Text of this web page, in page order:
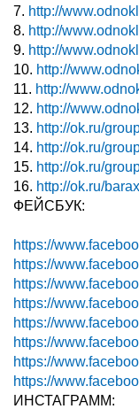
7. http://
8. http://
9. http://
10. http://
11. http://
12. http://
13. http://ok.ru/
14. http://ok.ru/
15. http://ok.ru/
16. http://ok.ru/
ФЕЙСБУК:
https://
https://
https://
https://
https://
https://
https://
https://
ИНСТАГРАММ: